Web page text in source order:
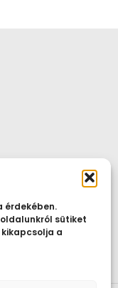
érdekében.
sütiket
a